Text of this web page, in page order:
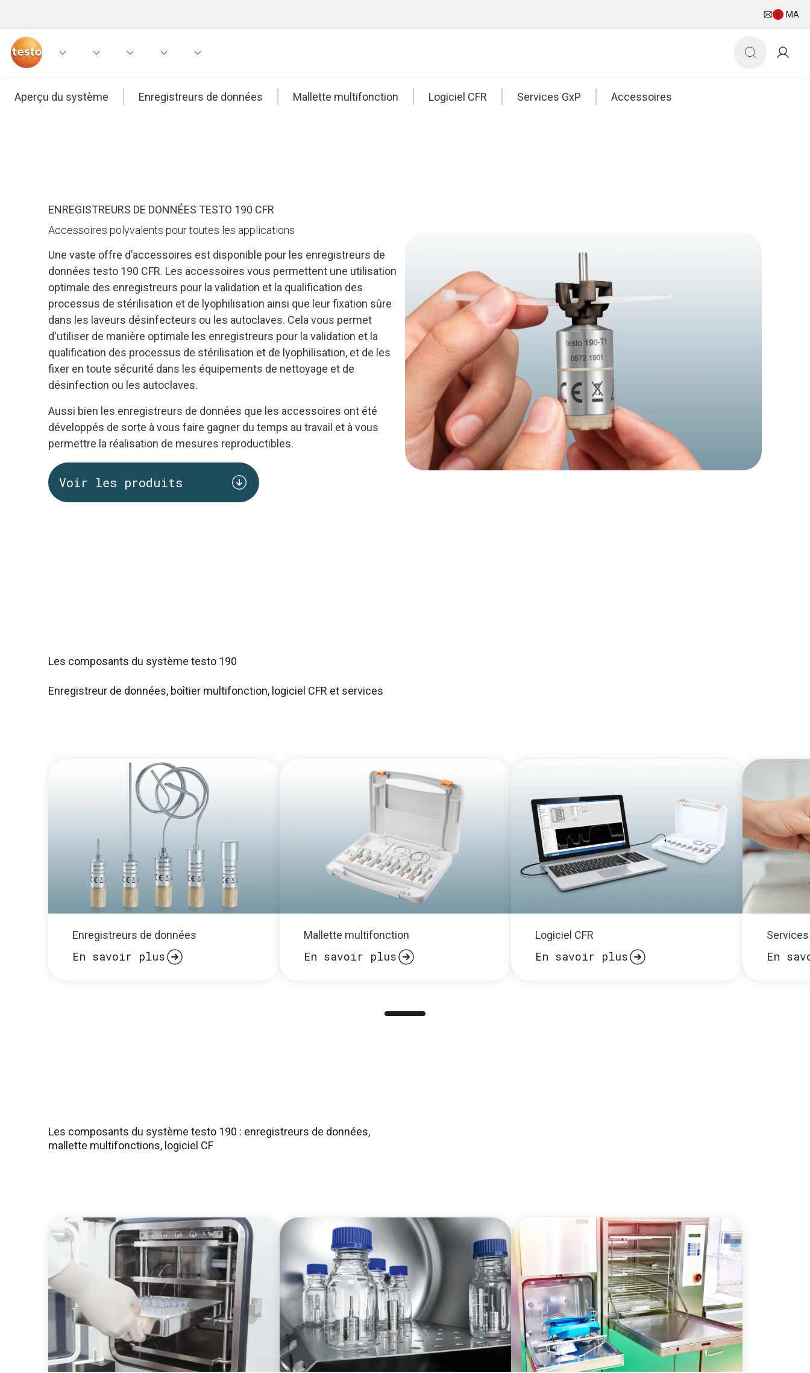
MA
Aperçu du système Enregistreurs de données Mallette multifonction Logiciel CFR Services GxP Accessoires
ENREGISTREURS DE DONNÉES TESTO 190 CFR
Accessoires polyvalents pour toutes les applications
Une vaste offre d’accessoires est disponible pour les enregistreurs de
données testo 190 CFR. Les accessoires vous permettent une utilisation
optimale des enregistreurs pour la validation et la qualification des
processus de stérilisation et de lyophilisation ainsi que leur fixation sûre
dans les laveurs désinfecteurs ou les autoclaves. Cela vous permet
d'utiliser de manière optimale les enregistreurs pour la validation et la
qualification des processus de stérilisation et de lyophilisation, et de les
fixer en toute sécurité dans les équipements de nettoyage et de
désinfection ou les autoclaves.
Aussi bien les enregistreurs de données que les accessoires ont été
développés de sorte à vous faire gagner du temps au travail et à vous
permettre la réalisation de mesures reproductibles.
Voir les produits
Les composants du système testo 190
Enregistreur de données, boîtier multifonction, logiciel CFR et services
Enregistreurs de données
En savoir plus
Mallette multifonction
En savoir plus
Logiciel CFR
En savoir plus
Services
En
Les composants du système testo 190 : enregistreurs de données,
mallette multifonctions, logiciel CF